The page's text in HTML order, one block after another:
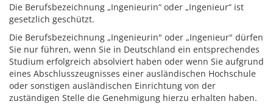
Die Berufsbezeichnung „Ingenieurin“ oder „Ingenieur“ ist
gesetzlich geschützt.
Die Berufsbezeichnung „Ingenieurin" oder „Ingenieur" dürfen
Sie nur führen, wenn Sie in Deutschland ein entsprechendes
Studium erfolgreich absolviert haben oder wenn Sie aufgrund
eines Abschlusszeugnisses einer ausländischen Hochschule
oder sonstigen ausländischen Einrichtung von der
zuständigen Stelle die Genehmigung hierzu erhalten haben.